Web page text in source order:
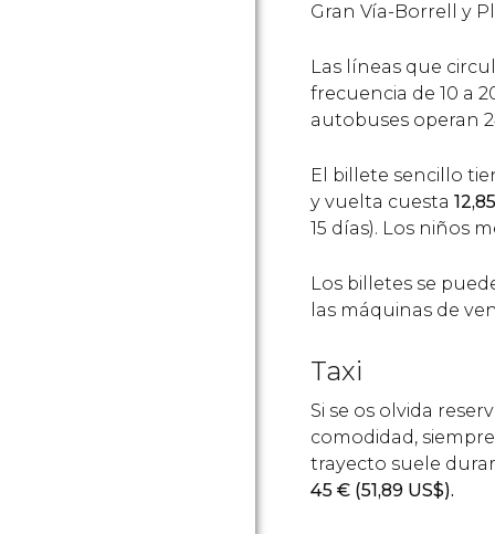
Gran Vía-Borrell y
Las líneas que
frecuencia de 10 a
autobuses operan
El billete sencillo
y vuelta cuesta
15 días). Los niños
Los billetes se
las máquinas de
Taxi
Si se os olvida
comodidad,
trayecto suele
45 € (51,89 US$).